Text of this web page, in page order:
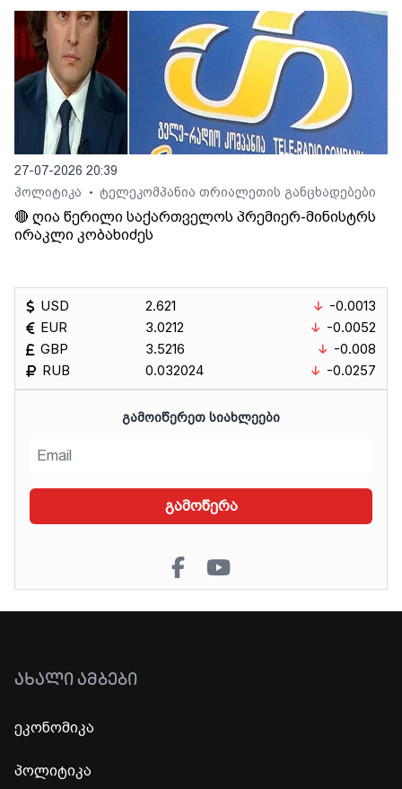
27-07-2026 20:39
პოლიტიკა
• ტელეკომპანია თრიალეთის განცხადებები
🔴 ღია წერილი საქართველოს პრემიერ-მინისტრს
ირაკლი კობახიძეს
USD
EUR
GBP
RUB
2.621
3.0212
3.5216
0.032024
-0.0013
-0.0052
-0.008
-0.0257
ᲒᲐᲛᲝᲘᲬᲔᲠᲔᲗ ᲡᲘᲐᲮᲚᲔᲔᲑᲘ
გამოწერა
ᲐᲮᲐᲚᲘ ᲐᲛᲑᲔᲑᲘ
ეკონომიკა
პოლიტიკა